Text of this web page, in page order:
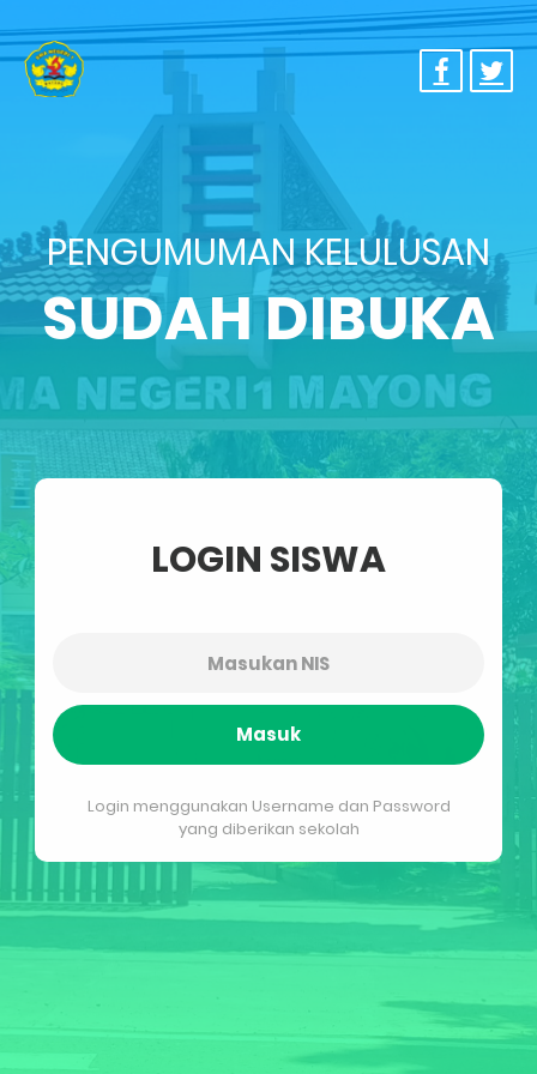
PENGUMUMAN KELULUSAN
SUDAH DIBUKA
LOGIN SISWA
Masuk
Login menggunakan Username dan Password
yang diberikan sekolah